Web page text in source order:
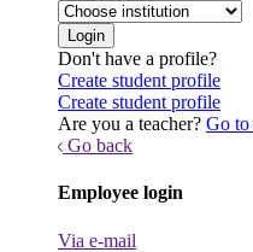
Don't have a profile?
Create student profile
Create student profile
Are you a teacher? Go to
Go back
Employee login
Via e-mail